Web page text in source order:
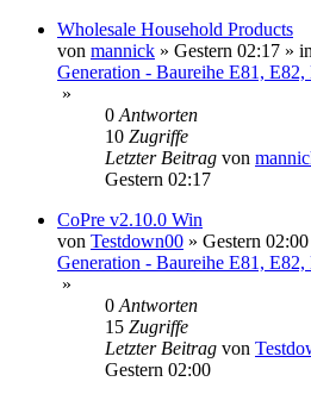
Wholesale Household Products
von mannick » Gestern 02:17 » in
Generation - Baureihe E81, E82,
»
0 Antworten
10 Zugriffe
Letzter Beitrag von
Gestern 02:17
CoPre v2.10.0 Win
von Testdown00 » Gestern 02:00
Generation - Baureihe E81, E82,
»
0 Antworten
15 Zugriffe
Letzter Beitrag von
Gestern 02:00